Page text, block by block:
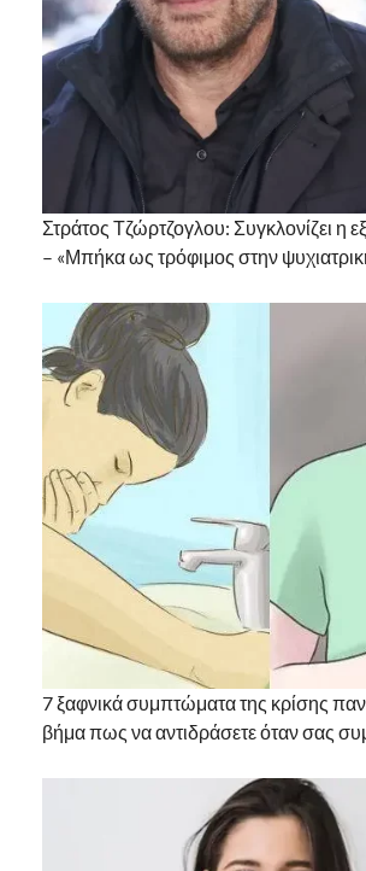
Στράτος Τζώρτζογλου: Συγκλονίζει η
– «Μπήκα ως τρόφιμος στην
7 ξαφνικά συμπτώματα της κρίσης
βήμα πως να αντιδράσετε όταν σας